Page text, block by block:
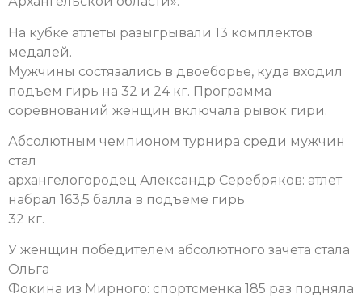
На кубке атлеты разыгрывали 13 комплектов
медалей.
Мужчины состязались в двоеборье, куда входил
подъем гирь на 32 и 24 кг. Программа
соревнований женщин включала рывок гири.
Абсолютным чемпионом турнира среди мужчин
стал
архангелогородец Александр Серебряков: атлет
набрал 163,5 балла в подъеме гирь
32 кг.
У женщин победителем абсолютного зачета стала
Ольга
Фокина из Мирного: спортсменка 185 раз подняла